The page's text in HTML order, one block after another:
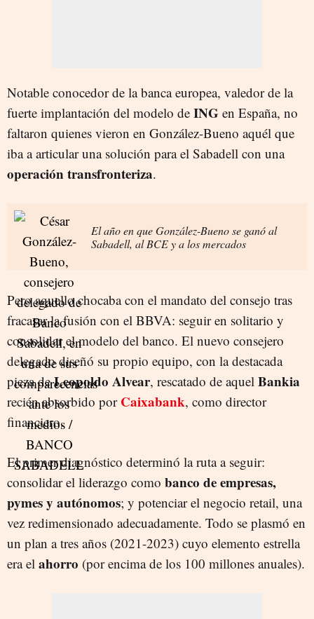
Notable conocedor de la banca europea, valedor de la
fuerte implantación del modelo de ING en España, no
faltaron quienes vieron en González-Bueno aquél que
iba a articular una solución para el Sabadell con una
operación transfronteriza.
El año en que González-Bueno se ganó al
Sabadell, al BCE y a los mercados
Pero aquello chocaba con el mandato del consejo tras
fracasar la fusión con el BBVA: seguir en solitario y
consolidar el modelo del banco. El nuevo consejero
delegado diseñó su propio equipo, con la destacada
pieza deLeopoldo Alvear, rescatado de aquel Bankia
recién absorbido por Caixabank, como director
financiero.
El primer diagnóstico determinó la ruta a seguir:
consolidar el liderazgo como banco de empresas,
pymes y autónomos; y potenciar el negocio retail, una
vez redimensionado adecuadamente. Todo se plasmó en
un plan a tres años (2021-2023) cuyo elemento estrella
era el ahorro (por encima de los 100 millones anuales).